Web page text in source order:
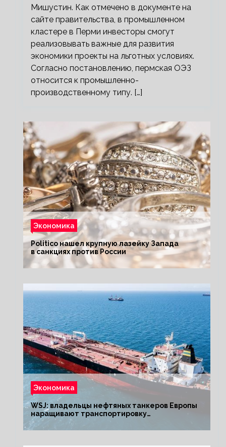
Мишустин. Как отмечено в документе на
сайте правительства, в промышленном
кластере в Перми инвесторы смогут
реализовывать важные для развития
экономики проекты на льготных условиях.
Согласно постановлению, пермская ОЭЗ
относится к промышленно-
производственному типу. […]
Экономика
Politico нашел крупную лазейку Запада
в санкциях против России
Экономика
WSJ: владельцы нефтяных танкеров Европы
наращивают транспортировку
из РФ до санкций